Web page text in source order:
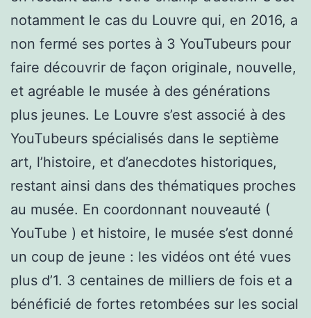
notamment le cas du Louvre qui, en 2016, a
non fermé ses portes à 3 YouTubeurs pour
faire découvrir de façon originale, nouvelle,
et agréable le musée à des générations
plus jeunes. Le Louvre s’est associé à des
YouTubeurs spécialisés dans le septième
art, l’histoire, et d’anecdotes historiques,
restant ainsi dans des thématiques proches
au musée. En coordonnant nouveauté (
YouTube ) et histoire, le musée s’est donné
un coup de jeune : les vidéos ont été vues
plus d’1. 3 centaines de milliers de fois et a
bénéficié de fortes retombées sur les social